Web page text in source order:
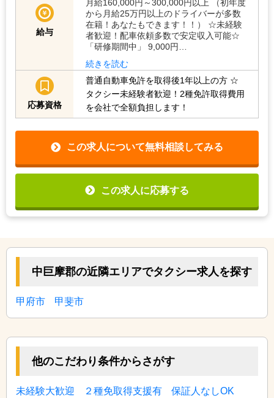
続きを読む
月給160,000円～300,000円以上 （初年度
から月給25万円以上のドライバーが多数
在籍！あなたもできます！！） ☆未経験
者歓迎！配車依頼多数で安定収入可能☆
「研修期間中」 9,000円…
続きを読む
応募資格
普通自動車免許を取得後1年以上の方
タクシー未経験者歓迎！2種免許取得費用
を会社で全額負担します！
この求人について無料相談してみる
この求人に応募する
中巨摩郡の近隣エリアでタクシー求人を探す
他のこだわり条件からさがす